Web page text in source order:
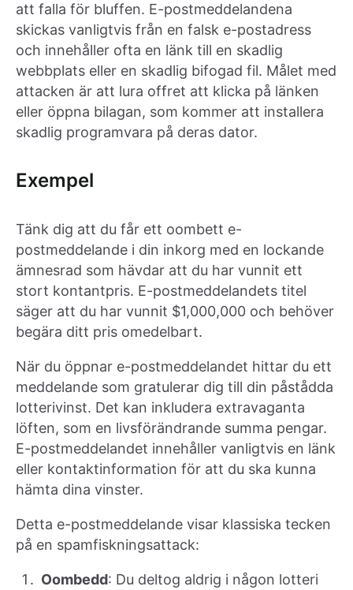
att falla för bluffen. E-postmeddelandena
skickas vanligtvis från en falsk e-postadress
och innehåller ofta en länk till en skadlig
webbplats eller en skadlig bifogad fil. Målet med
attacken är att lura offret att klicka på länken
eller öppna bilagan, som kommer att installera
skadlig programvara på deras dator.
Exempel
Tänk dig att du får ett oombett e-
postmeddelande i din inkorg med en lockande
ämnesrad som hävdar att du har vunnit ett
stort kontantpris. E-postmeddelandets titel
säger att du har vunnit $1,000,000 och behöver
begära ditt pris omedelbart.
När du öppnar e-postmeddelandet hittar du ett
meddelande som gratulerar dig till din påstådda
lotterivinst. Det kan inkludera extravaganta
löften, som en livsförändrande summa pengar.
E-postmeddelandet innehåller vanligtvis en länk
eller kontaktinformation för att du ska kunna
hämta dina vinster.
Detta e-postmeddelande visar klassiska tecken
på en spamfiskningsattack:
Oombedd: Du deltog aldrig i någon lotteri